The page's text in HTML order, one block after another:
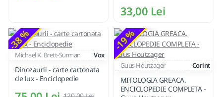
33,00 Lei
-38 %
Michael K. Brett-Surman Vox
Dinozaurii - carte cartonata
de lux - Enciclopedie
-19 %
Guus Houtzager Corint
MITOLOGIA GREACA.
ENCICLOPEDIE COMPLETA -